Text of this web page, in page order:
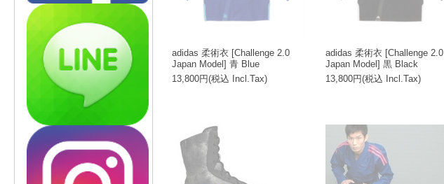
adidas 柔術衣 [Challenge 2.0
Japan Model] 青 Blue
13,800円(税込 Incl.Tax)
adidas 柔術衣 [Challenge 2.0
Japan Model] 黒 Black
13,800円(税込 Incl.Tax)